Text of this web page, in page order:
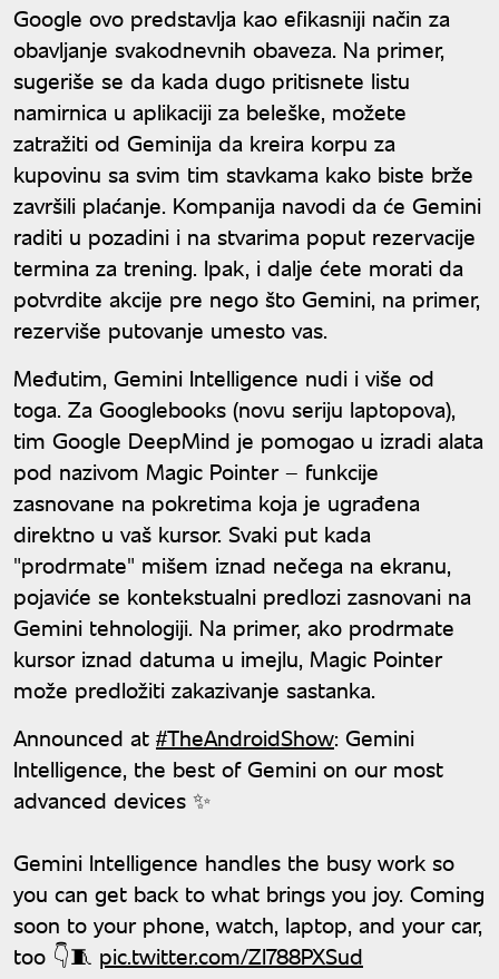
Google ovo predstavlja kao efikasniji način za
obavljanje svakodnevnih obaveza. Na primer,
sugeriše se da kada dugo pritisnete listu
namirnica u aplikaciji za beleške, možete
zatražiti od Geminija da kreira korpu za
kupovinu sa svim tim stavkama kako biste brže
završili plaćanje. Kompanija navodi da će Gemini
raditi u pozadini i na stvarima poput rezervacije
termina za trening. Ipak, i dalje ćete morati da
potvrdite akcije pre nego što Gemini, na primer,
rezerviše putovanje umesto vas.
Međutim, Gemini Intelligence nudi i više od
toga. Za Googlebooks (novu seriju laptopova),
tim Google DeepMind je pomogao u izradi alata
pod nazivom Magic Pointer – funkcije
zasnovane na pokretima koja je ugrađena
direktno u vaš kursor. Svaki put kada
"prodrmate" mišem iznad nečega na ekranu,
pojaviće se kontekstualni predlozi zasnovani na
Gemini tehnologiji. Na primer, ako prodrmate
kursor iznad datuma u imejlu, Magic Pointer
može predložiti zakazivanje sastanka.
Announced at #TheAndroidShow: Gemini
Intelligence, the best of Gemini on our most
advanced devices ✨
Gemini Intelligence handles the busy work so
you can get back to what brings you joy. Coming
soon to your phone, watch, laptop, and your car,
too 👇🧵 pic.twitter.com/Zl788PXSud